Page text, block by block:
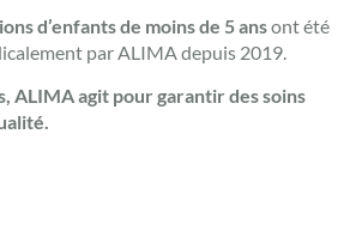
d’enfants de moins de 5 ansont été
par ALIMA depuis 2019.
ALIMA agit pour garantir des soins